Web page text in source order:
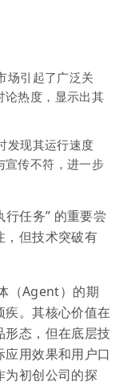
场引起了广泛关
论热度，显示出其
发现其运行速度
宣传不符，进一步
行任务” 的重要尝
，但技术突破有
（Agent）的期
。其核心价值在
形态，但在底层技
用效果和用户口
为初创公司的探